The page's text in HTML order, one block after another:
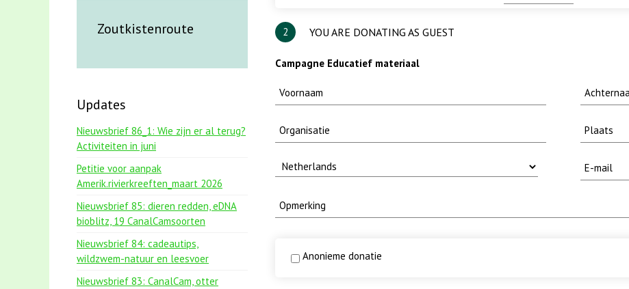
2 YOU ARE DONATING AS GUEST
Campagne Educatief materiaal
Anonieme donatie
Zoutkistenroute
Updates
Nieuwsbrief 86_1: Wie zijn er al terug?
Activiteiten in juni
Petitie voor aanpak
Amerik.rivierkreeften_maart 2026
Nieuwsbrief 85: dieren redden, eDNA
bioblitz, 19 CanalCamsoorten
Nieuwsbrief 84: cadeautips,
wildzwem-natuur en leesvoer
Nieuwsbrief 83: CanalCam, otter